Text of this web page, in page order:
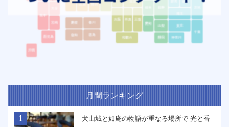
月間ランキング
1
犬山城と如庵の物語が重なる場所で 光と香